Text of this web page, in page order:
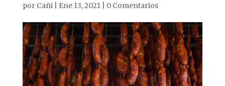
por Cañi| Ene 13, 2021| 0 Comentarios